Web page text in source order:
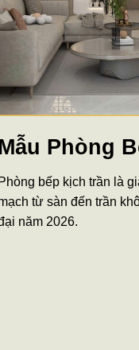
Phòng
Phòng bếp kịch trần là
từ sàn đến trần
năm 2026.